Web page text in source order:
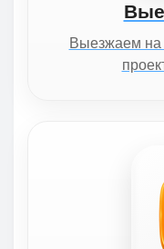
Выезжаем на